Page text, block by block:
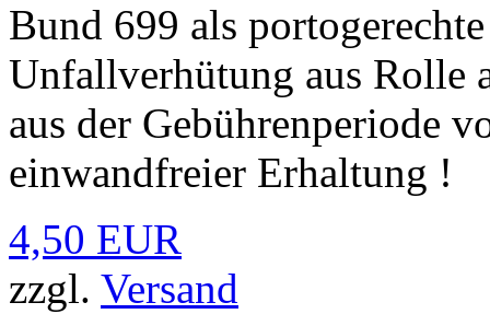
Bund 699 als
Unfallverhütung aus Rolle
aus der Gebührenperiode
einwandfreier Erhaltung !
4,50 EUR
zzgl. Versand